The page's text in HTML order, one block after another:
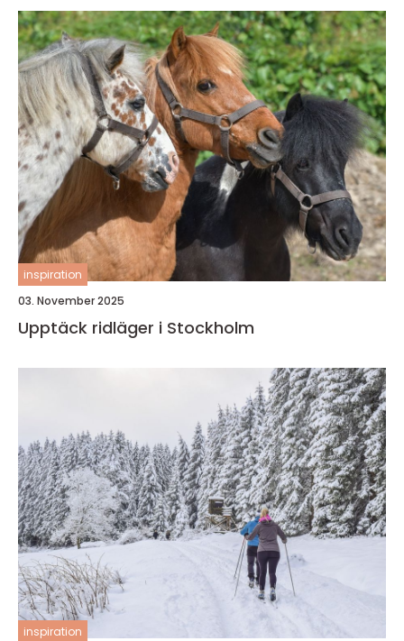
inspiration
03. November 2025
Upptäck ridläger i Stockholm
inspiration